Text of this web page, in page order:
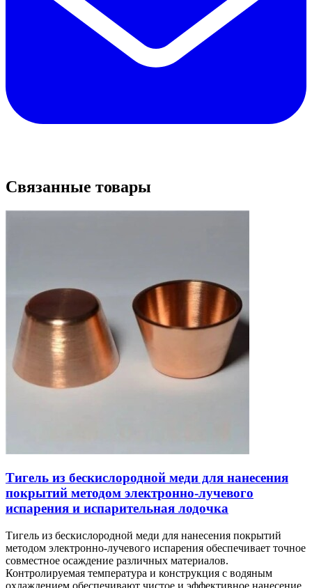
Связанные товары
Тигель из бескислородной меди для нанесения
покрытий методом электронно-лучевого
испарения и испарительная лодочка
Тигель из бескислородной меди для нанесения покрытий
методом электронно-лучевого испарения обеспечивает точное
совместное осаждение различных материалов.
Контролируемая температура и конструкция с водяным
охлаждением обеспечивают чистое и эффективное нанесение